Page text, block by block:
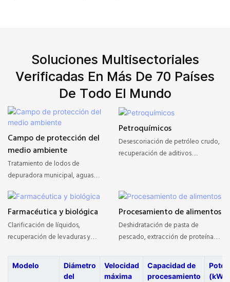
Soluciones Multisectoriales
Verificadas En Más De 70 Países
De Todo El Mundo
Campo de protección del
medio ambiente
Tratamiento de lodos de
depuradora municipal, aguas
lodos de pintura, aguas residuales
de acero).
Petroquímicos
Desescoriación de petróleo crudo,
recuperación de aditivos
Farmacéutica y biológica
Clarificación de líquidos,
recuperación de levaduras y
fermentación.
Procesamiento de alimentos
Deshidratación de pasta de
pescado, extracción de proteínas
(como jugo de uva, aceite de
palma).
Modelo
Diámetro
del
Velocidad
máxima
Capacidad de
procesamiento
(kW)